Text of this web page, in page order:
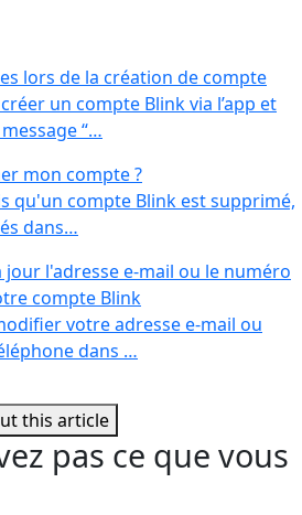
lors de la création de compte
un compte Blink via l’app et
“…
mon compte ?
qu'un compte Blink est supprimé,
dans…
l'adresse e-mail ou le numéro
compte Blink
votre adresse e-mail ou
dans …
this article
pas ce que vous